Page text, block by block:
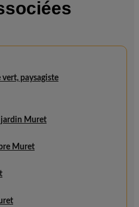
paysagiste
jardin Muret
Muret